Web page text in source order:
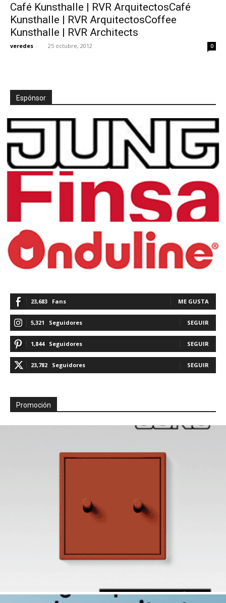
Café Kunsthalle | RVR ArquitectosCafé
Kunsthalle | RVR ArquitectosCoffee
Kunsthalle | RVR Architects
veredes - 25 octubre, 2012 0
Espónsor
23,683 Fans ME GUSTA
5,321 Seguidores SEGUIR
1,844 Seguidores SEGUIR
23,782 Seguidores SEGUIR
Promoción